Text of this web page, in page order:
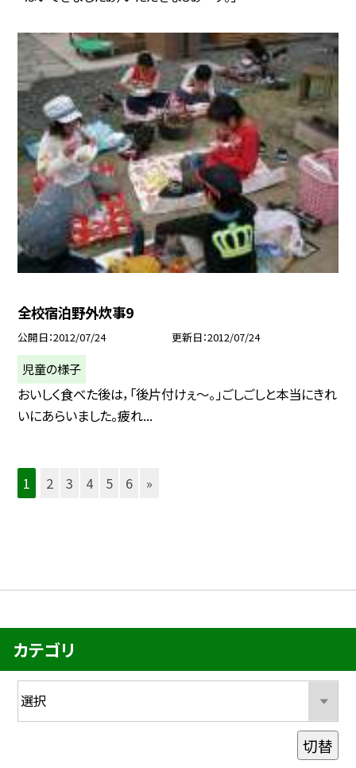
全校宿泊野外炊事9
公開日 2012/07/24 更新日 2012/07/24
児童の様子
おいしく食べた後は，「後片付けぇ〜。」ごしごしと本当にきれ
いにあらいました。疲れ...
1 2 3 4 5 6 »
カテゴリ
切替